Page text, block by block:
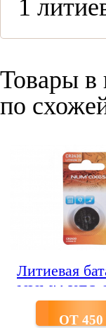
1
Товары в
по
Литиевая
NUM'AXES
ОТ 450